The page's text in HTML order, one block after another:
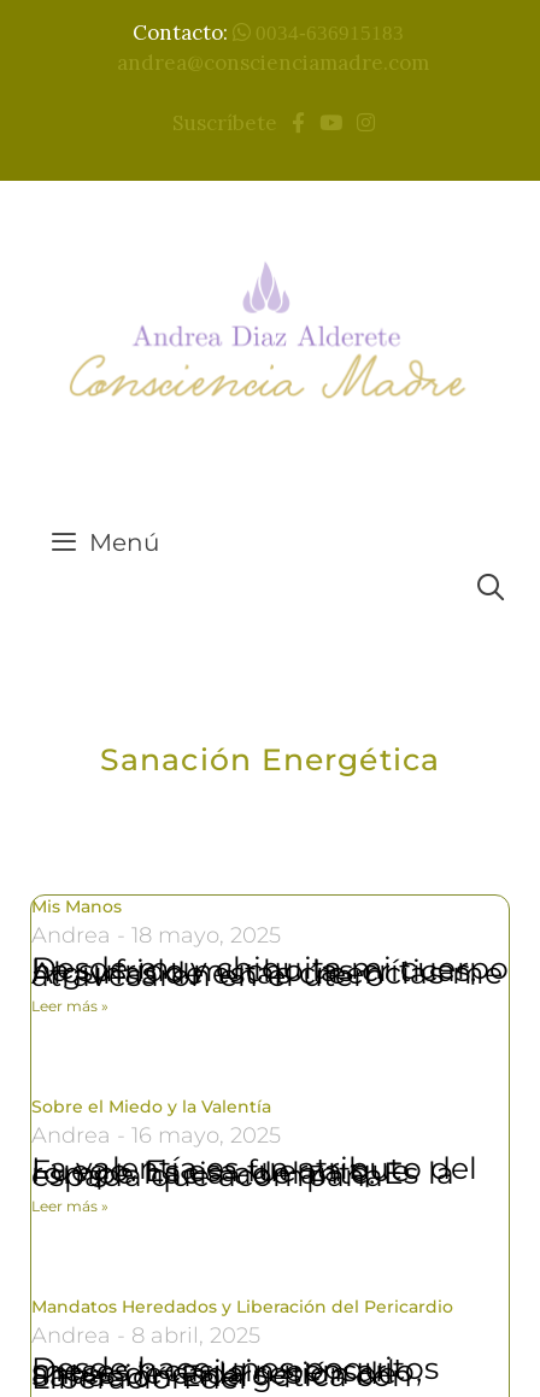
Contacto: 0034-636915183
andrea@conscienciamadre.com
Suscríbete
Menú
Sanación Energética
Mis Manos
Andrea 18 mayo, 2025
Desde muy chiquita mi cuerpo ha sufrido mucho las críticas. Algunas de estas creencias me atravesaron en el útero
Leer más »
Sobre el Miedo y la Valentía
Andrea 16 mayo, 2025
La valentía es un atributo del Fuego. Es esa fuerza que rompe hacia adelante. Es la espada que acompaña
Leer más »
Mandatos Heredados y Liberación del Pericardio
Andrea 8 abril, 2025
Desde hace unos poquitos meses y casi sin pensarlo, antes de cada sesión de Sanación Energética con Liberación del